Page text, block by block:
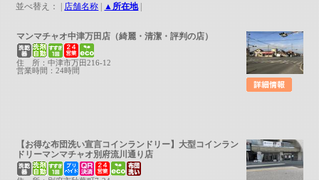
並べ替え： | 店舗名称 ▲所在地|
マンマチャオ中津万田店（綺麗・清潔・評判の店）
住 所：中津市万田216-12
営業時間：24時間
【お得な布団洗い宣言コインランドリー】大型コインラン
ドリーマンマチャオ別府流川通り店